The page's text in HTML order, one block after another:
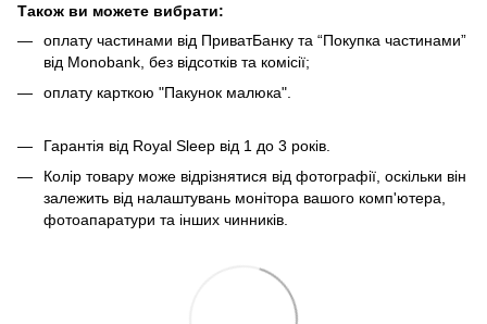
Також ви можете вибрати:
оплату частинами від ПриватБанку та “Покупка частинами”
від Monobank, без відсотків та комісії;
оплату карткою "Пакунок малюка".
Гарантія від Royal Sleep від 1 до 3 років.
Колір товару може відрізнятися від фотографії, оскільки він
залежить від налаштувань монітора вашого комп'ютера,
фотоапаратури та інших чинників.